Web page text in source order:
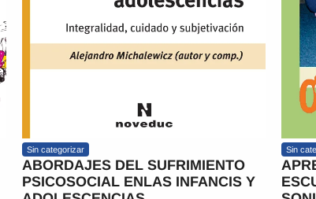
Sin categorizar
ABORDAJES DEL SUFRIMIENTO
PSICOSOCIAL ENLAS INFANCIS Y
Sin